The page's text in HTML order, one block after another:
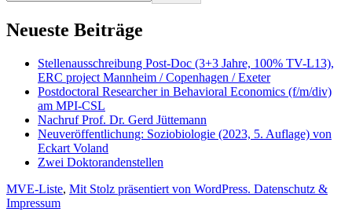
Neueste Beiträge
Stellenausschreibung Post-Doc (3+3 Jahre, 100% TV-L13),
ERC project Mannheim / Copenhagen / Exeter
Postdoctoral Researcher in Behavioral Economics (f/m/div)
am MPI-CSL
Nachruf Prof. Dr. Gerd Jüttemann
Neuveröffentlichung: Soziobiologie (2023, 5. Auflage) von
Eckart Voland
Zwei Doktorandenstellen
MVE-Liste, Mit Stolz präsentiert von WordPress. Datenschutz &
Impressum